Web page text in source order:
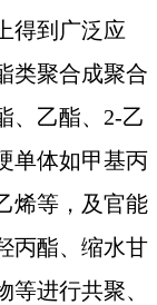
得到广泛应
类聚合成聚合
、乙酯、2-乙
单体如甲基丙
烯等，及官能
丙酯、缩水甘
进行共聚、